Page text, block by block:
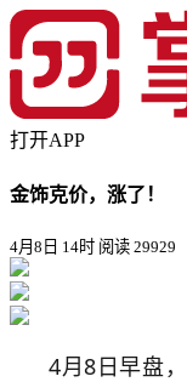
打开APP
金饰克价，涨了！
4月8日 14时 阅读 29929
4月8日早盘，